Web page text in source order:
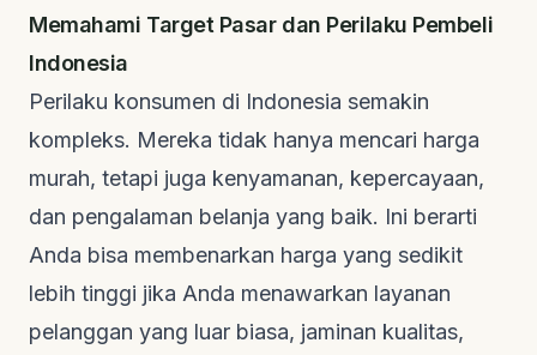
Memahami Target Pasar dan Perilaku Pembeli
Indonesia
Perilaku konsumen di Indonesia semakin
kompleks. Mereka tidak hanya mencari harga
murah, tetapi juga kenyamanan, kepercayaan,
dan pengalaman belanja yang baik. Ini berarti
Anda bisa membenarkan harga yang sedikit
lebih tinggi jika Anda menawarkan layanan
pelanggan yang luar biasa, jaminan kualitas,